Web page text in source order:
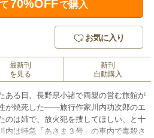
70%OFFで購入
お気に入り
最新刊
を見る
新刊
自動購入
ある日、長野県小諸で両親の営む旅館が
が焼死した――旅行作家川内功次郎のエ
のは姉で、放火犯を捜してほしい、と十
内は特急「あさま３号」の車内で毒殺さ